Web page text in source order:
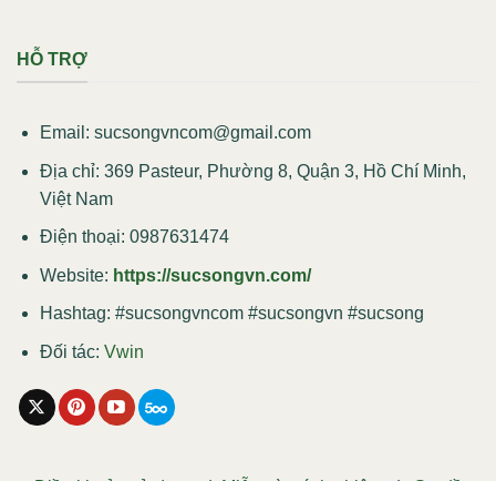
HỖ TRỢ
Email: sucsongvncom@gmail.com
Địa chỉ: 369 Pasteur, Phường 8, Quận 3, Hồ Chí Minh,
Việt Nam
Điện thoại: 0987631474
Website: https://sucsongvn.com/
Hashtag: #sucsongvncom #sucsongvn #sucsong
Đối tác: Vwin